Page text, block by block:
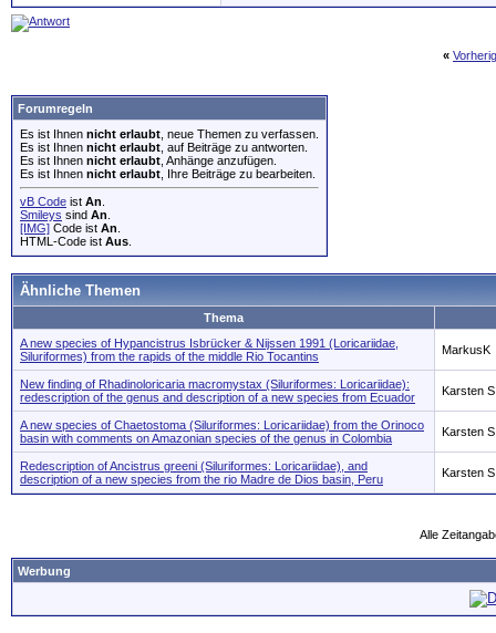
«
Forumregeln
Es ist Ihnen nicht erlaubt , neue Themen zu verfassen.
Es ist Ihnen nicht erlaubt , auf Beiträge zu antworten.
Es ist Ihnen nicht erlaubt , Anhänge anzufügen.
Es ist Ihnen nicht erlaubt , Ihre Beiträge zu bearbeiten.
vB Code ist An
Smileys sind An
[IMG] Code ist An
HTML-Code ist Aus
Ähnliche Themen
Thema
A new species of Hypancistrus Isbrücker & Nijssen 1991 (Loricariidae,
Siluriformes) from the rapids of the middle Rio Tocantins
MarkusK
New finding of Rhadinoloricaria macromystax (Siluriformes: Loricariidae):
redescription of the genus and description of a new species from Ecuador
Karsten
A new species of Chaetostoma (Siluriformes: Loricariidae) from the Orinoco
basin with comments on Amazonian species of the genus in Colombia
Karsten
Redescription of Ancistrus greeni (Siluriformes: Loricariidae), and
description of a new species from the rio Madre de Dios basin, Peru
Karsten
Alle
Werbung